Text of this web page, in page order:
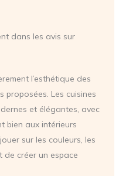
dans les avis sur
l’esthétique des
proposées. Les cuisines
et élégantes, avec
bien aux intérieurs
sur les couleurs, les
de créer un espace